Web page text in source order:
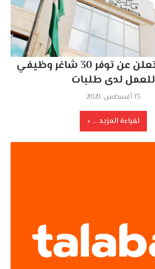
وزارة العمل تعلن عن توفر 30 شاغر وظيفي
للعمل لدى طلبات
13 أغسطس، 2021
لقراءة المزيد ...